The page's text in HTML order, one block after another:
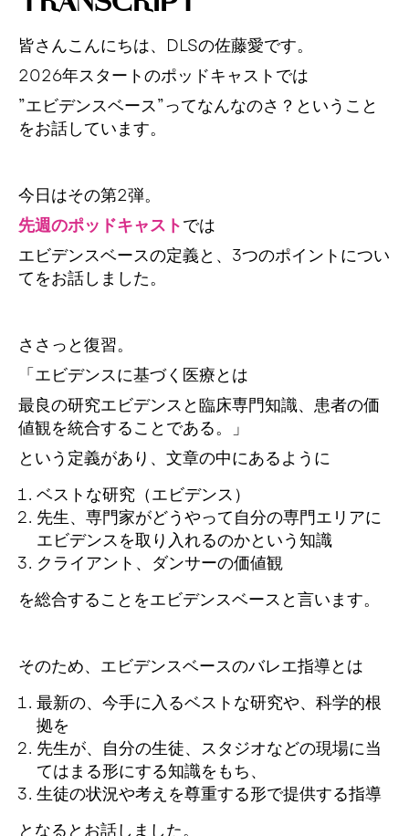
皆さんこんにちは、DLSの佐藤愛です。
2026年スタートのポッドキャストでは
”エビデンスベース”ってなんなのさ？ということ
をお話しています。
今日はその第2弾。
先週のポッドキャストでは
エビデンスベースの定義と、3つのポイントについ
てをお話しました。
ささっと復習。
「エビデンスに基づく医療とは
最良の研究エビデンスと臨床専門知識、患者の価
値観を統合することである。」
という定義があり、文章の中にあるように
ベストな研究（エビデンス）
先生、専門家がどうやって自分の専門エリアに
エビデンスを取り入れるのかという知識
クライアント、ダンサーの価値観
を総合することをエビデンスベースと言います。
そのため、エビデンスベースのバレエ指導とは
最新の、今手に入るベストな研究や、科学的根
拠を
先生が、自分の生徒、スタジオなどの現場に当
てはまる形にする知識をもち、
生徒の状況や考えを尊重する形で提供する指導
となるとお話しました。